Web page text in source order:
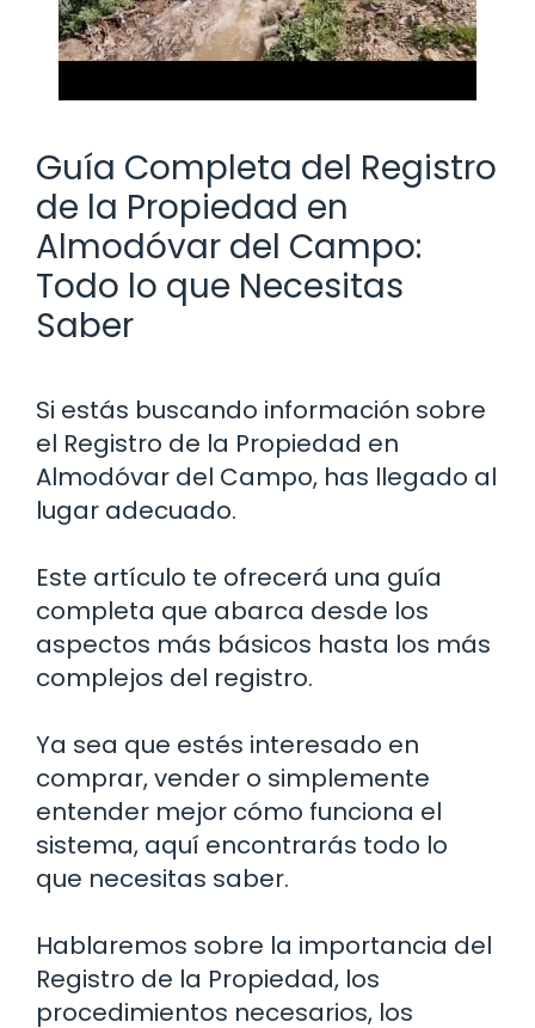
Guía Completa del Registro
de la Propiedad en
Almodóvar del Campo:
Todo lo que Necesitas
Saber
Si estás buscando información sobre
el Registro de la Propiedad en
Almodóvar del Campo, has llegado al
lugar adecuado.
Este artículo te ofrecerá una guía
completa que abarca desde los
aspectos más básicos hasta los más
complejos del registro.
Ya sea que estés interesado en
comprar, vender o simplemente
entender mejor cómo funciona el
sistema, aquí encontrarás todo lo
que necesitas saber.
Hablaremos sobre la importancia del
Registro de la Propiedad, los
procedimientos necesarios, los